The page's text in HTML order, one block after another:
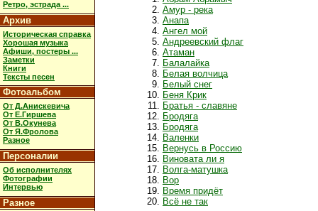
Ретро, эстрада ...
Архив
Историческая справка
Хорошая музыка
Афиши, постеры ...
Заметки
Книги
Тексты песен
Фотоальбом
От Д.Анискевича
От Е.Гиршева
От В.Окунева
От Я.Фролова
Разное
Персоналии
Об исполнителях
Фотографии
Интервью
Разное
Амур - река
Анапа
Ангел мой
Андреевский флаг
Атаман
Балалайка
Белая волчица
Белый снег
Беня Крик
Братья - славяне
Бродяга
Бродяга
Валенки
Вернусь в Россию
Виновата ли я
Волга-матушка
Вор
Время придёт
Всё не так